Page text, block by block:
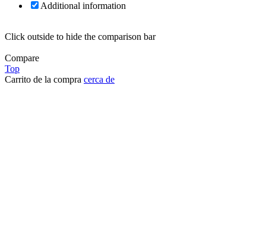
Additional information
Click outside to hide the comparison bar
Compare
Top
Carrito de la compra cerca de